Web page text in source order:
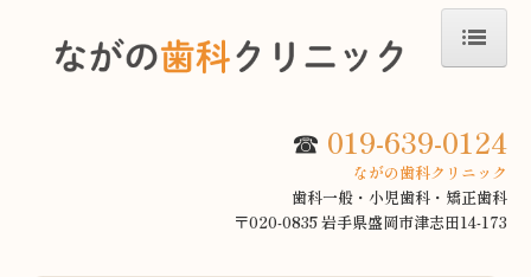
☎ 019-639-0124
ながの歯科クリニック
歯科一般・小児歯科・矯正歯科
〒020-0835 岩手県盛岡市津志田14-173